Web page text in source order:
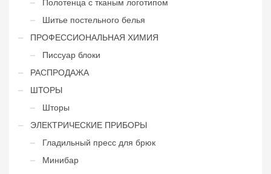
Полотенца с тканым логотипом
Шитье постельного белья
ПРОФЕССИОНАЛЬНАЯ ХИМИЯ
Писсуар блоки
РАСПРОДАЖА
ШТОРЫ
Шторы
ЭЛЕКТРИЧЕСКИЕ ПРИБОРЫ
Гладильный пресс для брюк
Минибар